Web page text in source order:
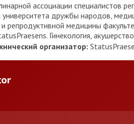
ассоциации специалистов
университета дружбы народов,
и репродуктивной медицины
Гинекология,
организатор: